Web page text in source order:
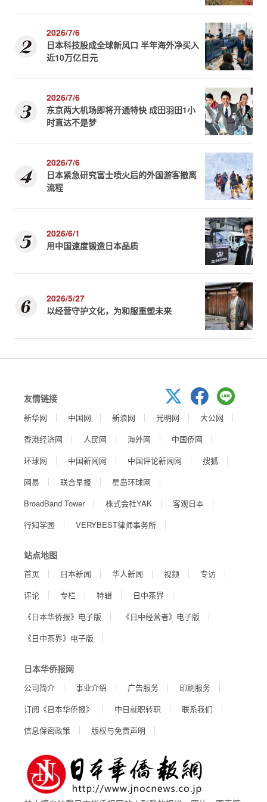
2026/7/6
日本科技股成全球新风口 半年海外净买入
近10万亿日元
2026/7/6
东京两大机场即将开通特快 成田羽田1小
时直达不是梦
2026/7/6
日本紧急研究富士喷火后的外国游客撤离
流程
2026/6/1
用中国速度锻造日本品质
2026/5/27
以经营守护文化，为和服重塑未来
友情链接
新华网 中国网 新浪网 光明网
大公网
香港经济网
人民网 海外网
中国侨网
环球网
中国新闻网 中国评论新闻网
搜狐
网易
联合早报
星岛环球网
BroadBand Tower
株式会社YAK
客观日本
行知学园
VERYBEST律师事务所
站点地图
首页 日本新闻 华人新闻 视频
专访
评论
专栏 特辑
日中茶界
《日本华侨报》电子版
《日中经营者》电子版
《日中茶界》电子版
日本华侨报网
公司简介 事业介绍 广告服务
印刷服务
订阅《日本华侨报》
中日就职转职
联系我们
信息保密政策
版权与免责声明